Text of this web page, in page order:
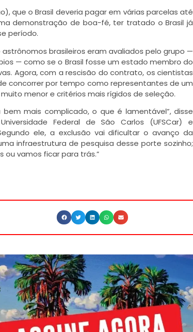
que o Brasil deveria pagar em várias parcelas até
demonstração de boa-fé, ter tratado o Brasil já
período.
brasileiros eram avaliados pelo grupo —
— como se o Brasil fosse um estado membro do
Agora, com a rescisão do contrato, os cientistas
concorrer por tempo como representantes de um
menor e critérios mais rígidos de seleção.
mais complicado, o que é lamentável”, disse
Federal de São Carlos (UFSCar) e
ele, a exclusão vai dificultar o avanço da
infraestrutura de pesquisa desse porte sozinho;
ou vamos ficar para trás.”